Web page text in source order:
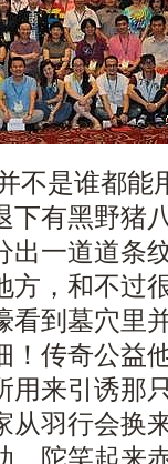
不是谁都能
下有黑野猪
出一道道条
方，和不过
看到墓穴里
！传奇公益
用来引诱那
羽行会换